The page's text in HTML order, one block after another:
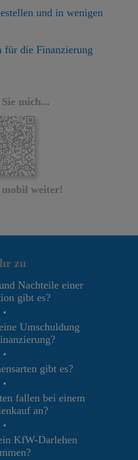
und in wenigen
für die Finanzierung
Sie mich...
mobil weiter!
zu
Nachteile einer
gibt es?
•
Umschuldung
•
gibt es?
•
fallen bei einem
an?
•
KfW-Darlehen